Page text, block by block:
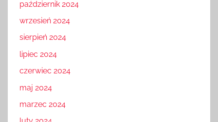
październik 2024
wrzesień 2024
sierpień 2024
lipiec 2024
czerwiec 2024
maj 2024
marzec 2024